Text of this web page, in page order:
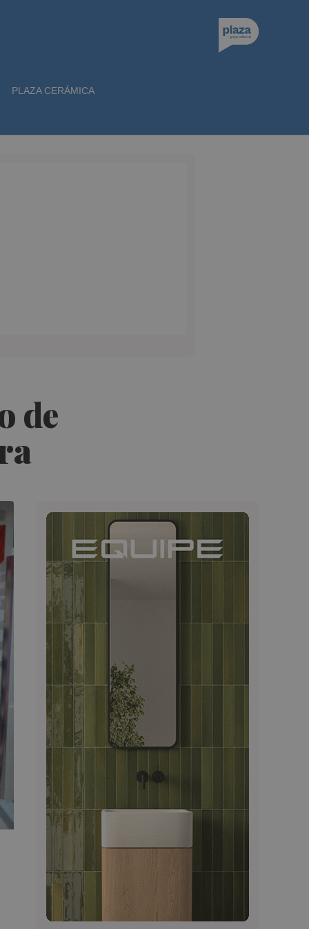
PLAZA CERÁMICA
de